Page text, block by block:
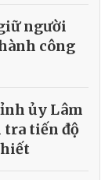
người
công
ủy Lâm
tra tiến độ